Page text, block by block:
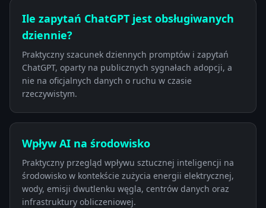
Ile zapytań ChatGPT jest obsługiwanych
dziennie?
Praktyczny szacunek dziennych promptów i zapytań
ChatGPT, oparty na publicznych sygnałach adopcji, a
nie na oficjalnych danych o ruchu w czasie
rzeczywistym.
Wpływ AI na środowisko
Praktyczny przegląd wpływu sztucznej inteligencji na
środowisko w kontekście zużycia energii elektrycznej,
wody, emisji dwutlenku węgla, centrów danych oraz
infrastruktury obliczeniowej.